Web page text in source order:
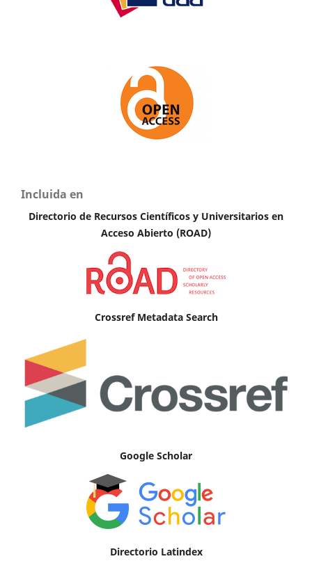
Incluida en
Directorio de Recursos Científicos y Universitarios en
Acceso Abierto (ROAD)
Crossref Metadata Search
Google Scholar
Directorio Latindex